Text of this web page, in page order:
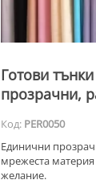
Готови
прозрачни,
Код: PER0050
Единични
мрежеста
желание.